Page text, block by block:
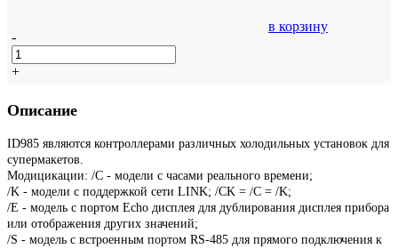
-
+
в корзину
Описание
ID985 являются контроллерами различных холодильных установок для
супермакетов.
Модицикации: /C - модели с часами реального времени;
/K - модели с поддержкой сети LINK; /CK = /С = /K;
/E - модель с портом Echo дисплея для дублирования дисплея прибора
или отображения других значений;
/S - модель с встроенным портом RS-485 для прямого подключения к